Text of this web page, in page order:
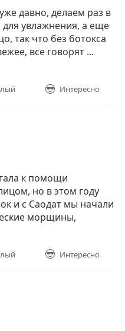
давно, делаем раз в
для увлажнения, а еще
так что без ботокса
все говорят ...
Интересно
к помощи
но в этом году
и с Саодат мы начали
морщины,
Интересно